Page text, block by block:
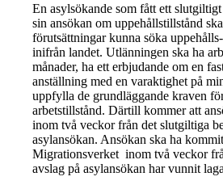
En asylsökande som fått ett
sin ansökan om uppehållstillstånd
förutsättningar kunna söka
inifrån landet. Utlänningen ska ha
månader, ha ett erbjudande om en
anställning med en varaktighet på
uppfylla de grundläggande kraven
arbetstillstånd. Därtill kommer att
inom två veckor från det slutgiltiga
asylansökan. Ansökan ska ha
Migrationsverket inom två veckor
avslag på asylansökan har vunnit